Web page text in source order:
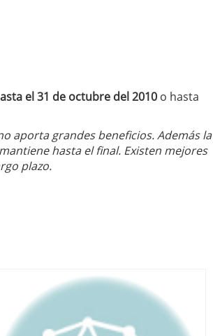
el 31 de octubre del 2010 o hasta
aporta grandes beneficios. Además la
hasta el final. Existen mejores
plazo.